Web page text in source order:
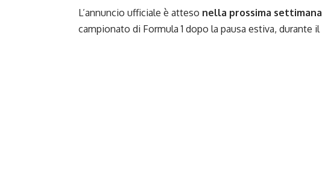
L’annuncio ufficiale è atteso nella prossima settimana
campionato di Formula 1 dopo la pausa estiva, durante il